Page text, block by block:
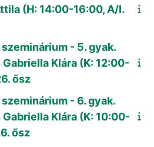
(H: 14:00-16:00, A/I.
- 5. gyak.
Klára (K: 12:00-
ősz
- 6. gyak.
Klára (K: 10:00-
ősz